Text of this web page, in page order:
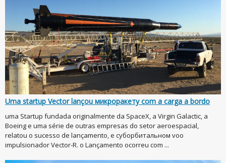
Uma startup Vector lançou микроракету com a carga a bordo
uma Startup fundada originalmente da SpaceX, a Virgin Galactic, a
Boeing e uma série de outras empresas do setor aeroespacial,
relatou o sucesso de lançamento, e суборбитальном voo
impulsionador Vector-R. o Lançamento ocorreu com ...